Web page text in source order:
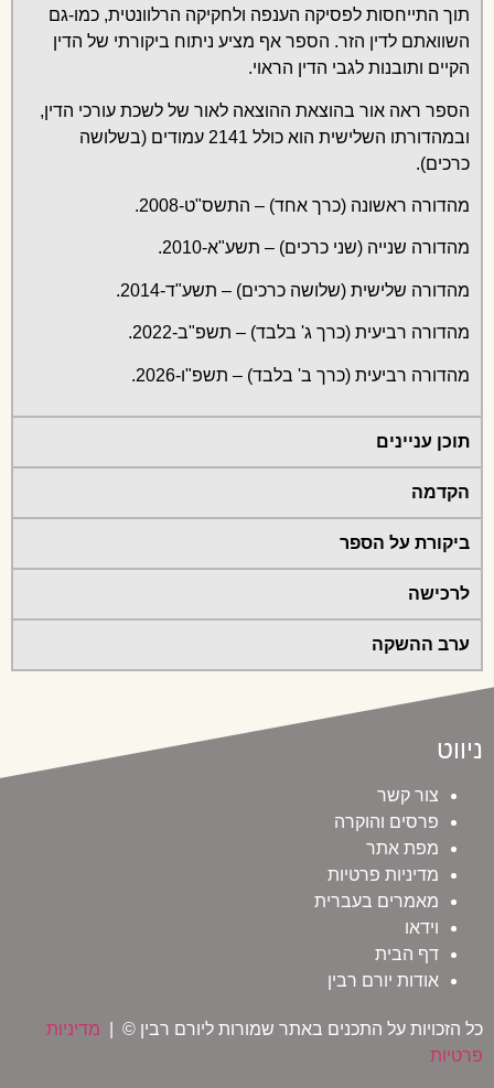
תוך התייחסות לפסיקה הענפה ולחקיקה הרלוונטית, כמו-גם
השוואתם לדין הזר. הספר אף מציע ניתוח ביקורתי של הדין
הקיים ותובנות לגבי הדין הראוי.
הספר ראה אור בהוצאת ההוצאה לאור של לשכת עורכי הדין,
ובמהדורתו השלישית הוא כולל 2141 עמודים (בשלושה
כרכים).
מהדורה ראשונה (כרך אחד) – התשס"ט-2008.
מהדורה שנייה (שני כרכים) – תשע"א-2010.
מהדורה שלישית (שלושה כרכים) – תשע"ד-2014.
מהדורה רביעית (כרך ג' בלבד) – תשפ"ב-2022.
מהדורה רביעית (כרך ב' בלבד) – תשפ"ו-2026.
תוכן עניינים
הקדמה
ביקורת על הספר
לרכישה
ערב ההשקה
ניווט
צור קשר
פרסים והוקרה
מפת אתר
מדיניות פרטיות
מאמרים בעברית
וידאו
דף הבית
אודות יורם רבין
כל הזכויות על התכנים באתר שמורות ליורם רבין © | מדיניות
פרטיות